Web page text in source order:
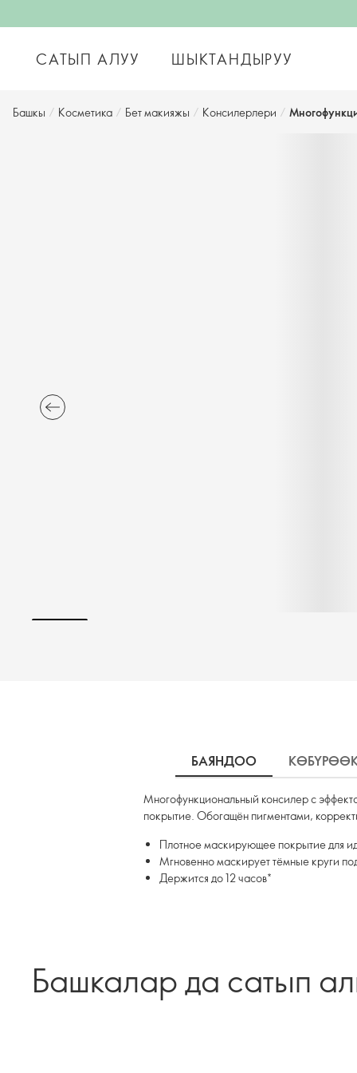
САТЫП АЛУУ ШЫКТАНДЫРУУ
Башкы / Косметика / Бет макияжы / Консилерлери /
БАЯНДОО
Многофункциональный консилер с
покрытие. Обогащён пигментами,
Плотное маскирующее покрытие для
Мгновенно маскирует тёмные круги
Держится до 12 часов*
Башкалар да сатып